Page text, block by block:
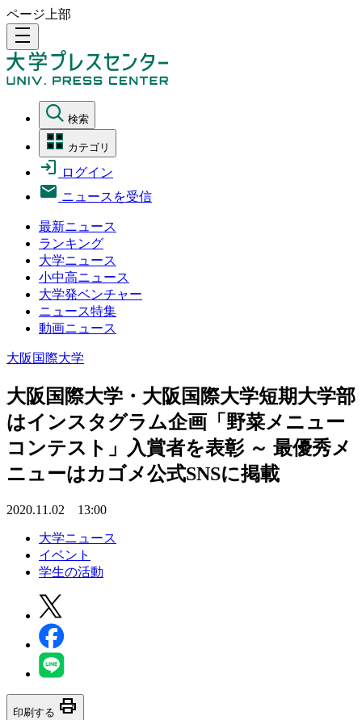
ページ上部
density_medium
検索
カテゴリ
ログイン
ニュースを受信
最新ニュース
ランキング
大学ニュース
小中高ニュース
大学発ベンチャー
ニュース特集
動画ニュース
大阪国際大学
大阪国際大学・大阪国際大学短期大学部
はインスタグラム企画「野菜メニュー
コンテスト」入賞者を表彰 ～ 最優秀メ
ニューはカゴメ公式SNSに掲載
2020.11.02 13:00
大学ニュース
イベント
学生の活動
印刷する print